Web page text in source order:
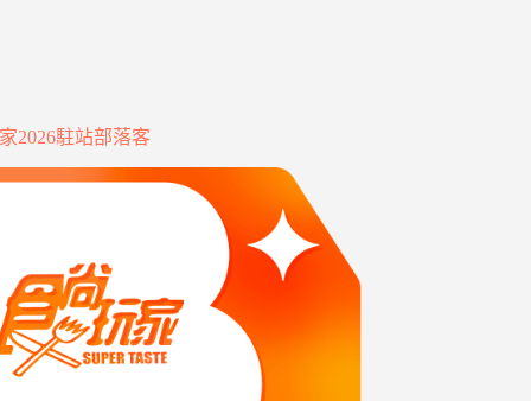
2026駐站部落客